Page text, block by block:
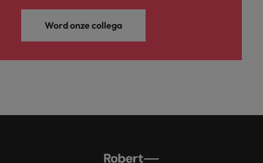
Word onze collega